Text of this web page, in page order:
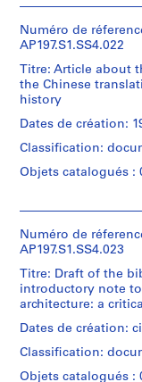
c
h
i
t
e
t
u
e
c
r
i
t
i
c
a
Frampton
/
de
Kenneth
Frampton
de
chemise:
197-
020
fonds
Centre
Canadien
d'Architecture/
Canadian
Centre
Architecture,
Montréal;
of
Don
de
Frampton
Numéro
de
197-
010-
File
Collation:
textual
document
Mention
crédit:
Kenneth
Frampton
Collection
Canadien
d'Architecture/
Canadian
Centre
for
Montréal;
Gift
Kenneth
institutions:
Kenneth
(archive
creator)
Quantité
Type
d’objet:
Collation:
0.01
of
textual
documents
de
crédit:
Numéro de
AP197.S1.SS4.022
Titre: Article about
the Chinese
history
Dates de création:
Classification:
Objets catalogués :
institutions:
Kenneth
(archive
creator)
Quantité
Type
d’objet:
Numéro de
AP197.S1.SS4.023
Titre: Draft of the
introductory note
architecture: a
Dates de création:
Classification:
Objets catalogués :